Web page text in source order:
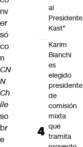
nv
er
só
co
n
CN
N
Ch
ile
so
br
e
al
Presidente
Kast"
Karim
Bianchi
es
elegido
presidente
de
comisión
mixta
que
tramita